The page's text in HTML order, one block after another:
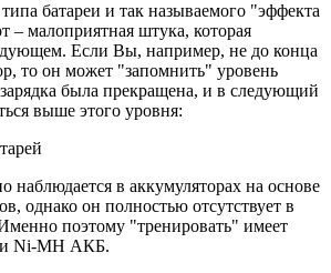
типа батареи и так называемого "эффекта
– малоприятная штука, которая
Если Вы, например, не до конца
то он может "запомнить" уровень
была прекращена, и в следующий
выше этого уровня:
наблюдается в аккумуляторах на основе
однако он полностью отсутствует в
поэтому "тренировать" имеет
и Ni-MH АКБ.